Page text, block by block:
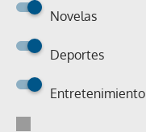
Novelas
Deportes
Entretenimiento